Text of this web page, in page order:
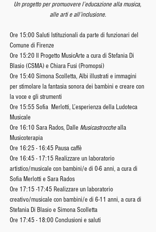
Un progetto per promuovere l’educazione alla musica,
alle arti e all’inclusione.
Ore 15:00 Saluti Istituzionali da parte di funzionari del
Comune di Firenze
Ore 15:20 Il Progetto MusicArte a cura di Stefania Di
Blasio (CSMA) e Chiara Fusi (Promopsi)
Ore 15:40 Simona Scolletta, Albi illustrati e immagini
per stimolare la fantasia sonora dei bambini e creare con
la voce e gli strumenti
Ore 15:55 Sofia  Merlotti, L’esperienza della Ludoteca
Musicale
Ore 16:10 Sara Rados, Dalle Musicastrocche alla
Musicoterapia
Ore 16:25 - 16:45 Pausa caffè
Ore 16:45 - 17:15 Realizzare un laboratorio
artistico/musicale con bambini/e di 0-6 anni, a cura di
Sofia Merlotti e Sara Rados
Ore 17:15 -17:45 Realizzare un laboratorio
creativo/musicale con bambini/e di 6-11 anni, a cura di
Stefania Di Blasio e Simona Scolletta
Ore 17:45 - 18:00 Conclusioni e saluti